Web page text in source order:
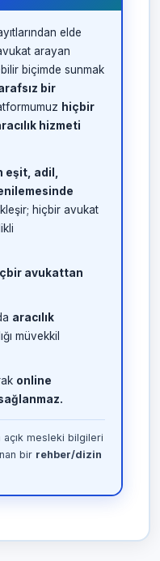
elde
arayan
biçimde sunmak
bir
hiçbir
hizmeti
eşit, adil,
hiçbir avukat
avukattan
aracılık
müvekkil
online
açık mesleki bilgileri
bir rehber/dizin